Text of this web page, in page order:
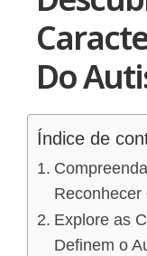
Do
Índice de
Reconhecer
Explore as
Definem o